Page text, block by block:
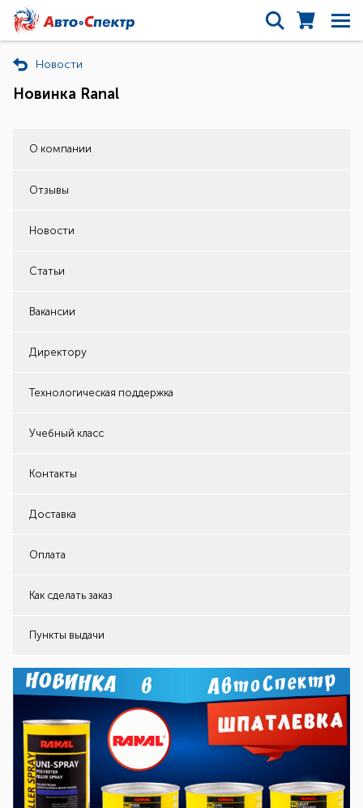
Новости
Новинка Ranal
О компании
Отзывы
Новости
Статьи
Вакансии
Директору
Технологическая поддержка
Учебный класс
Контакты
Доставка
Оплата
Как сделать заказ
Пункты выдачи